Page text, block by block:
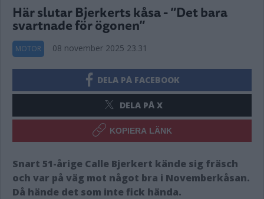
Här slutar Bjerkerts kåsa - ”Det bara
svartnade för ögonen”
MOTOR 08 november 2025 23.31
DELA PÅ FACEBOOK
DELA PÅ X
KOPIERA LÄNK
Snart 51-årige Calle Bjerkert kände sig fräsch
och var på väg mot något bra i Novemberkåsan.
Då hände det som inte fick hända.